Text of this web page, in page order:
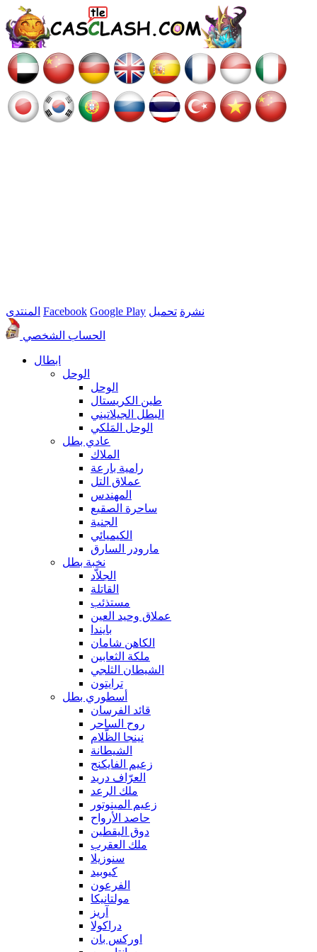
المنتدى Facebook Google Play نشرة تحميل
الحساب الشخصي
ابطال
الوحل
الوحل
طين الكريستال
البطل الجيلاتيني
الوحل المَلكي
عادي بطل
الملاك
رامية بارعة
عملاق التل
المهندس
ساحرة الصقيع
الجنية
الكيميائي
مارودر السارق
نخبة بطل
الجلاّد
القاتلة
مستذئب
عملاق وحيد العين
بايندا
الكاهن شامان
ملكة الثعابين
الشيطان الثلجي
ترايتون
أسطوري بطل
قائد الفرسان
روح الساحر
نينجا الظّلام
الشيطانة
زعيم الفايكنج
العرّاف دريد
ملك الرعد
زعيم المينوتور
حاصد الأرواح
دوق اليقطين
ملك العقرب
سنوزيلا
كيوبيد
الفرعون
مولتانيكا
آريز
دراكولا
اوركس بان